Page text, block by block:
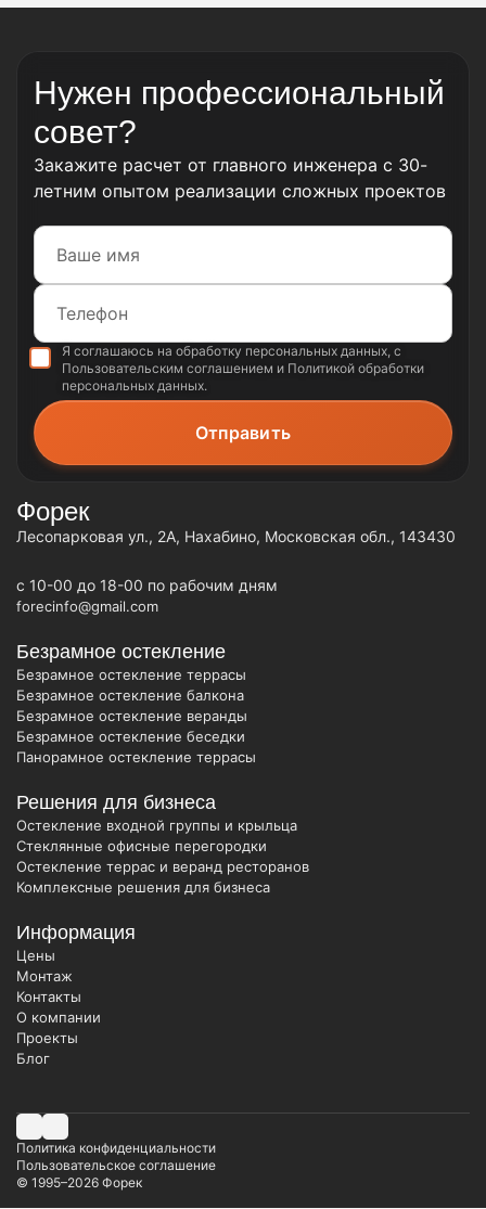
Нужен профессиональный
совет?
Закажите расчет от главного инженера с 30-
летним опытом реализации сложных проектов
Я соглашаюсь на обработку персональных данных, с
Пользовательским соглашением и Политикой обработки
персональных данных.
Безрамное остекление
Безрамное остекление террасы
Безрамное остекление балкона
Безрамное остекление веранды
Безрамное остекление беседки
Панорамное остекление террасы
Решения для бизнеса
Остекление входной группы и крыльца
Стеклянные офисные перегородки
Остекление террас и веранд ресторанов
Комплексные решения для бизнеса
Информация
Цены
Монтаж
Контакты
О компании
Проекты
Блог
Форек
Лесопарковая ул., 2А, Нахабино, Московская обл., 143430
c 10-00 до 18-00 по рабочим дням
forecinfo@gmail.com
Политика конфиденциальности
Пользовательское соглашение
© 1995–2026 Форек